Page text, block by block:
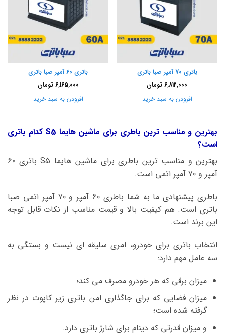
باتری 70 آمپر صبا باتری
6,812,000 تومان
افزودن به سبد خرید
باتری 60 آمپر صبا باتری
6,165,000 تومان
افزودن به سبد خرید
بهترین و مناسب ترین باطری برای ماشین هایما S5 کدام باتری
است؟
بهترین و مناسب ترین باطری برای ماشین هایما S5 باتری 60
آمپر و 70 آمپر اتمی است.
باطری پیشنهادی ما به شما باطری 60 آمپر و 70 آمپر اتمی صبا
باتری است. هم کیفیت بالا و قیمت مناسب از نکات قابل توجه
این برند است.
انتخاب باتری برای خودرو، امری سلیقه ای نیست و بستگی به
سه عامل مهم دارد:
میزان برقی که هر خودرو مصرف می کند؛
میزان فضایی که برای جاگذاری امن باتری زیر کاپوت در نظر
گرفته شده است؛
و میزان قدرتی که دینام برای شارژ باتری دارد.